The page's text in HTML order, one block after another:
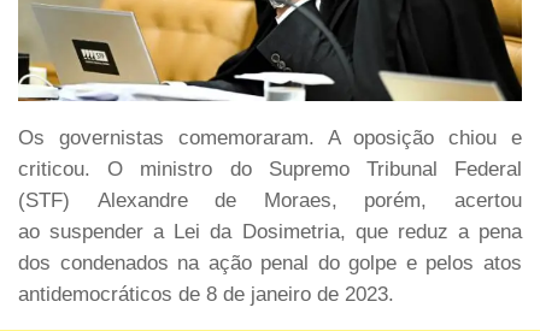
Os governistas comemoraram. A oposição chiou e
criticou. O ministro do Supremo Tribunal Federal
(STF) Alexandre de Moraes, porém, acertou
ao suspender a Lei da Dosimetria, que reduz a pena
dos condenados na ação penal do golpe e pelos atos
antidemocráticos de 8 de janeiro de 2023.